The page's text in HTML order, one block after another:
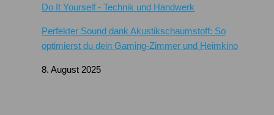
Do It Yourself - Technik und Handwerk
Perfekter Sound dank Akustikschaumstoff: So
optimierst du dein Gaming-Zimmer und Heimkino
8. August 2025